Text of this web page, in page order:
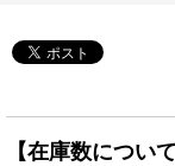
【在庫数について